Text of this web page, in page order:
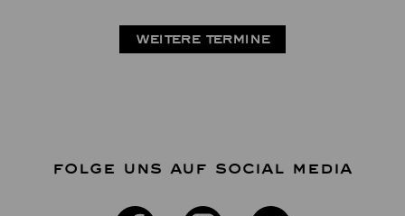
WEITERE TERMINE
FOLGE UNS AUF SOCIAL MEDIA